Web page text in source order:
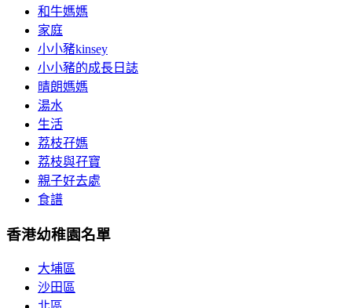
和牛媽媽
家庭
小小豬kinsey
小小豬的成長日誌
晴朗媽媽
湯水
生活
荔枝孖媽
荔枝與孖寶
親子好去處
食譜
香港幼稚園名單
大埔區
沙田區